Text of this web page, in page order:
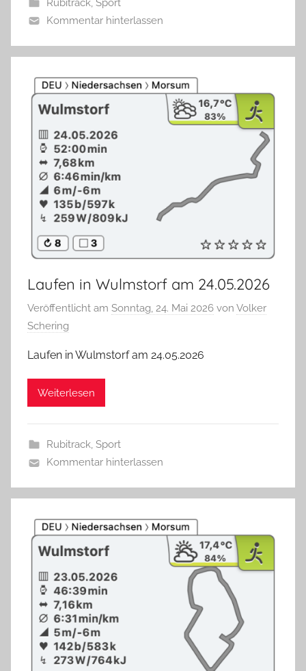
Rubitrack, Sport
Kommentar hinterlassen
Laufen in Wulmstorf am 24.05.2026
Veröffentlicht am Sonntag, 24. Mai 2026 von Volker
Schering
Laufen in Wulmstorf am 24.05.2026
Weiterlesen
Rubitrack, Sport
Kommentar hinterlassen